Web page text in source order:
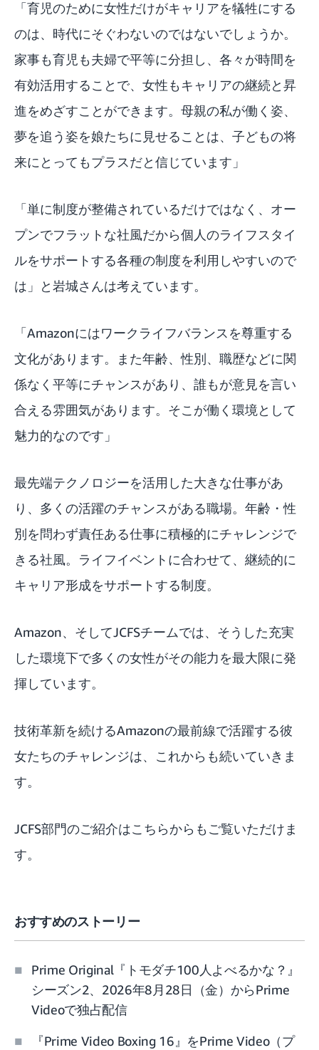
「育児のために女性だけがキャリアを犠牲にする
のは、時代にそぐわないのではないでしょうか。
家事も育児も夫婦で平等に分担し、各々が時間を
有効活用することで、女性もキャリアの継続と昇
進をめざすことができます。母親の私が働く姿、
夢を追う姿を娘たちに見せることは、子どもの将
来にとってもプラスだと信じています」
「単に制度が整備されているだけではなく、オー
プンでフラットな社風だから個人のライフスタイ
ルをサポートする各種の制度を利用しやすいので
は」と岩城さんは考えています。
「Amazonにはワークライフバランスを尊重する
文化があります。また年齢、性別、職歴などに関
係なく平等にチャンスがあり、誰もが意見を言い
合える雰囲気があります。そこが働く環境として
魅力的なのです」
最先端テクノロジーを活用した大きな仕事があ
り、多くの活躍のチャンスがある職場。年齢・性
別を問わず責任ある仕事に積極的にチャレンジで
きる社風。ライフイベントに合わせて、継続的に
キャリア形成をサポートする制度。
Amazon、そしてJCFSチームでは、そうした充実
した環境下で多くの女性がその能力を最大限に発
揮しています。
技術革新を続けるAmazonの最前線で活躍する彼
女たちのチャレンジは、これからも続いていきま
す。
JCFS部門のご紹介はこちらからもご覧いただけま
す。
おすすめのストーリー
Prime Original『トモダチ100人よべるかな？』
シーズン2、2026年8月28日（金）からPrime
Videoで独占配信
『Prime Video Boxing 16』をPrime Video（プ